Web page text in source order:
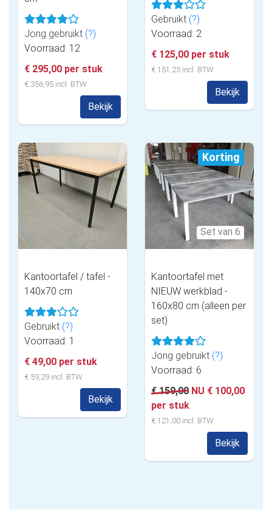
Jong gebruikt (?)
Voorraad: 12
€ 295,00 per stuk
€ 356,95 incl. BTW
Bekijk
Gebruikt (?)
Voorraad: 2
€ 125,00 per stuk
€ 151,25 incl. BTW
Bekijk
Kantoortafel / tafel -
140x70 cm
Gebruikt (?)
Voorraad: 1
€ 49,00 per stuk
€ 59,29 incl. BTW
Bekijk
Korting
Set van 6
Kantoortafel met
NIEUW werkblad -
160x80 cm (alleen per
set)
Jong gebruikt (?)
Voorraad: 6
€ 159,00 NU € 100,00
per stuk
€ 121,00 incl. BTW
Bekijk